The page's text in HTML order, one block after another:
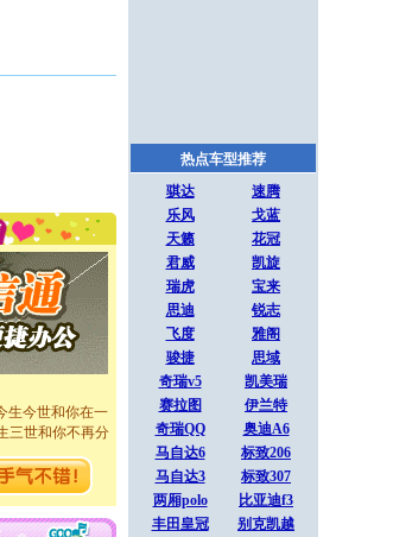
这样的日子才
!新年要快乐!天
日子里,愿幸福,
.圣诞快乐!
电；没有你我会
是我特长，吻
今世和你在一
三世和你不再分
身后无助地哭
住你：这猪不
，每日尽显开心
热点车型推荐
骐达
速腾
乐风
戈蓝
天籁
花冠
君威
凯旋
瑞虎
宝来
思迪
锐志
飞度
雅阁
骏捷
思域
奇瑞v5
凯美瑞
赛拉图
伊兰特
奇瑞QQ
奥迪A6
马自达6
标致206
马自达3
标致307
两厢polo
比亚迪f3
丰田皇冠
别克凯越